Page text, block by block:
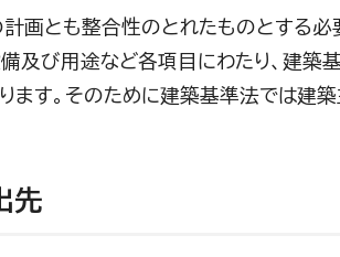
画とも整合性のとれたものとする必
備及び用途など各項目にわたり、建
ます。そのために建築基準法では建
先